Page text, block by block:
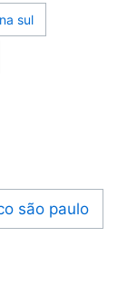
sul
são paulo